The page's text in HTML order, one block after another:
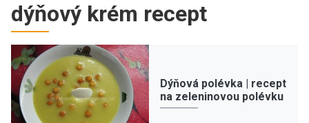
dýňový krém recept
Dýňová polévka | recept
na zeleninovou polévku